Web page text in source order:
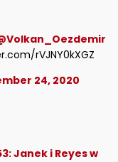
rVJNY0kXGZ
24, 2020
Janek i Reyes w